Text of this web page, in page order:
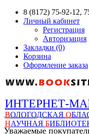
8 (8172) 75-92-12,
Личный кабинет
Регистрация
Авторизация
Закладки (0)
Корзина
Оформление заказа
ИНТЕРНЕТ-
ВОЛОГОДСКАЯ О
НАУЧНАЯ Б
Уважаемые